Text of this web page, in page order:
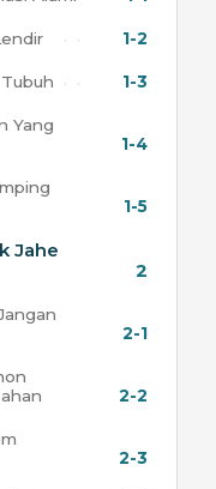
1-2
1-3
Yang
1-4
1-5
Jahe
2
2-1
2-2
2-3